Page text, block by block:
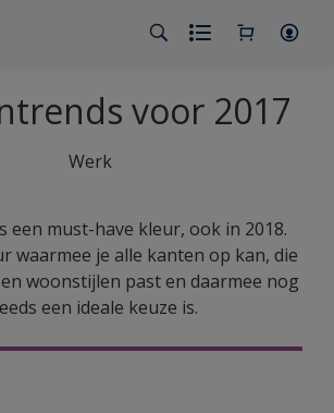
voor 2017
Werk
een must-have kleur, ook in 2018.
waarmee je alle kanten op kan, die
woonstijlen past en daarmee nog
een ideale keuze is.